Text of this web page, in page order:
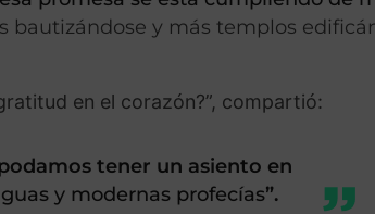
bautizándose y más templos
en el corazón?”, compartió:
tener un asiento en
y modernas profecías”.